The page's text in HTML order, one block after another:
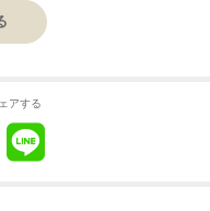
アする